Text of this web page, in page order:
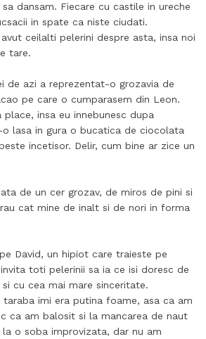
dansam. Fiecare cu castile in ureche
in spate ca niste ciudati.
ceilalti pelerini despre asta, insa noi
tare.
de azi a reprezentat-o grozavia de
pe care o cumparasem din Leon.
place, insa eu innebunesc dupa
lasa in gura o bucatica de ciocolata
incetisor. Delir, cum bine ar zice un
de un cer grozav, de miros de pini si
cat mine de inalt si de nori in forma
David, un hipiot care traieste pe
toti pelerinii sa ia ce isi doresc de
cu cea mai mare sinceritate.
taraba imi era putina foame, asa ca am
ca am balosit si la mancarea de naut
o soba improvizata, dar nu am